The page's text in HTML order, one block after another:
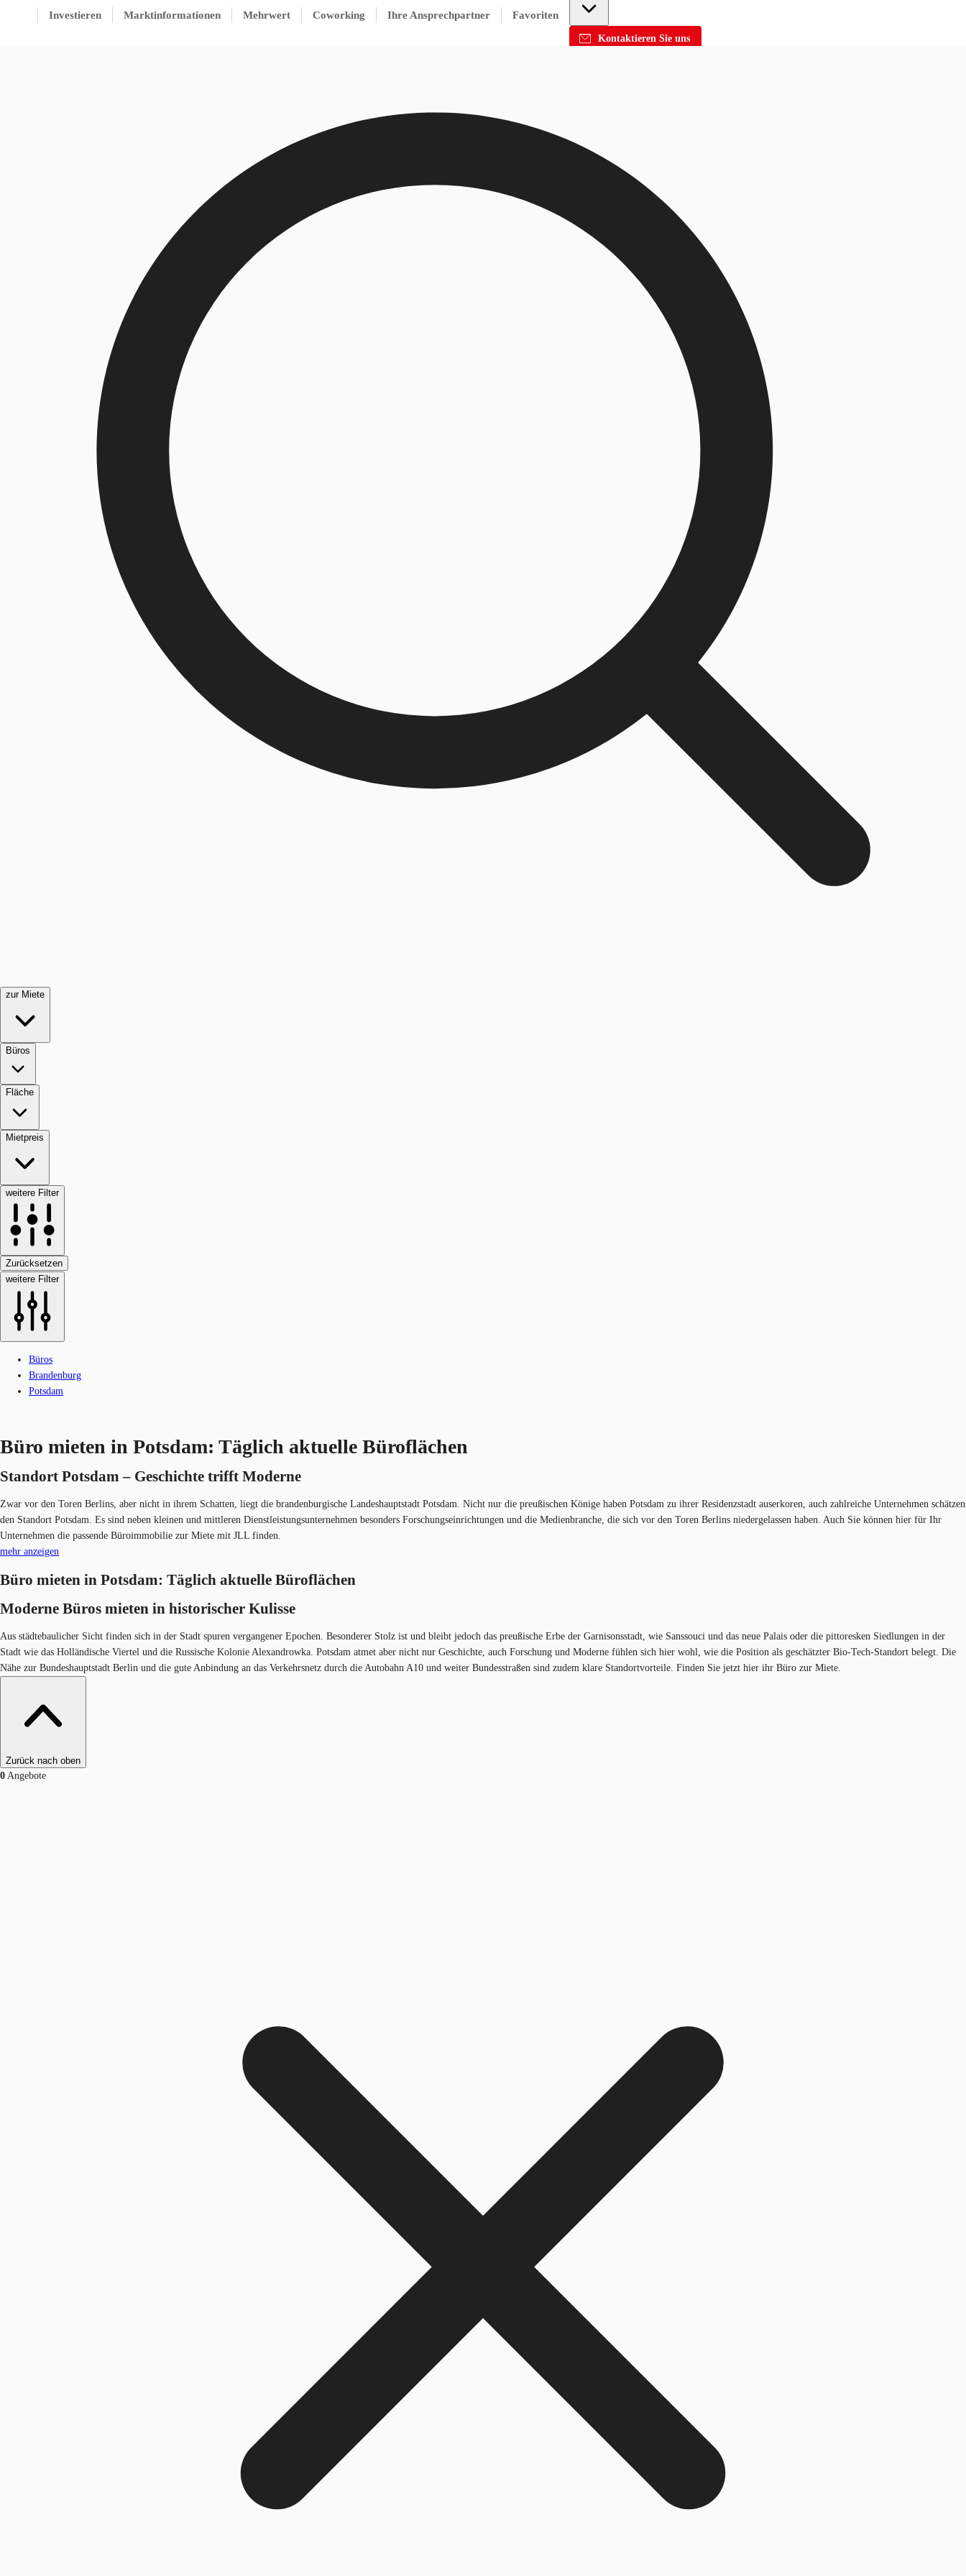
Investieren Marktinformationen Mehrwert Coworking Ihre Ansprechpartner Favoriten
Kontaktieren Sie uns
zur Miete
Büros
Fläche
Mietpreis
weitere Filter
Zurücksetzen
weitere Filter
Büros
Brandenburg
Potsdam
Büro mieten in Potsdam: Täglich aktuelle Büroflächen
Standort Potsdam – Geschichte trifft Moderne
Zwar vor den Toren Berlins, aber nicht in ihrem Schatten, liegt die brandenburgische Landeshauptstadt Potsdam. Nicht nur die preußischen Könige haben Potsdam zu ihrer Residenzstadt auserkoren, auch zahlreiche Unternehmen schätzen
den Standort Potsdam. Es sind neben kleinen und mittleren Dienstleistungsunternehmen besonders Forschungseinrichtungen und die Medienbranche, die sich vor den Toren Berlins niedergelassen haben. Auch Sie können hier für Ihr
Unternehmen die passende Büroimmobilie zur Miete mit JLL finden.
mehr anzeigen
Büro mieten in Potsdam: Täglich aktuelle Büroflächen
Moderne Büros mieten in historischer Kulisse
Aus städtebaulicher Sicht finden sich in der Stadt spuren vergangener Epochen. Besonderer Stolz ist und bleibt jedoch das preußische Erbe der Garnisonsstadt, wie Sanssouci und das neue Palais oder die pittoresken Siedlungen in der
Stadt wie das Holländische Viertel und die Russische Kolonie Alexandrowka. Potsdam atmet aber nicht nur Geschichte, auch Forschung und Moderne fühlen sich hier wohl, wie die Position als geschätzter Bio-Tech-Standort belegt. Die
Nähe zur Bundeshauptstadt Berlin und die gute Anbindung an das Verkehrsnetz durch die Autobahn A10 und weiter Bundesstraßen sind zudem klare Standortvorteile. Finden Sie jetzt hier ihr Büro zur Miete.
Zurück nach oben
0 Angebote